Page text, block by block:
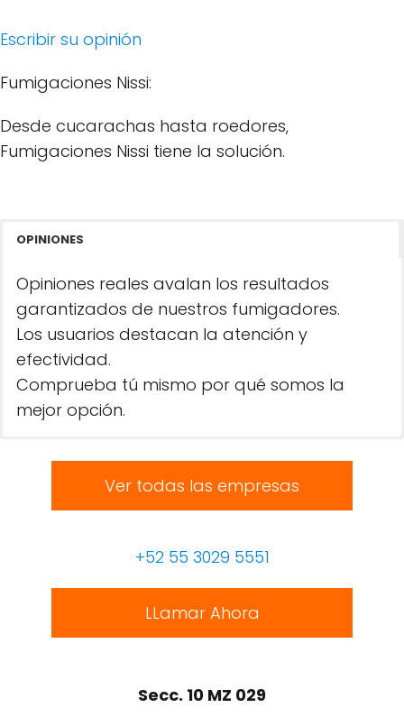
Escribir su opinión
Fumigaciones Nissi:
Desde cucarachas hasta roedores,
Fumigaciones Nissi tiene la solución.
OPINIONES
Opiniones reales avalan los resultados
garantizados de nuestros fumigadores.
Los usuarios destacan la atención y
efectividad.
Comprueba tú mismo por qué somos la
mejor opción.
Ver todas las empresas
+52 55 3029 5551
LLamar Ahora
Secc. 10 MZ 029